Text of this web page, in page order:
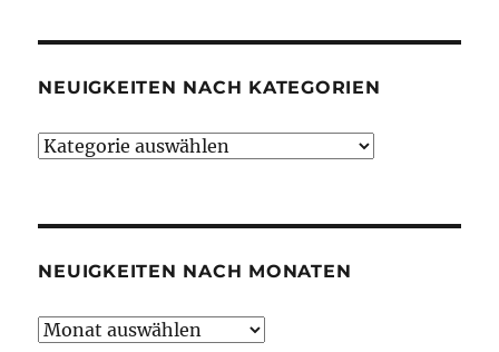
NEUIGKEITEN NACH KATEGORIEN
Neuigkeiten
NEUIGKEITEN NACH MONATEN
Neuigkeiten